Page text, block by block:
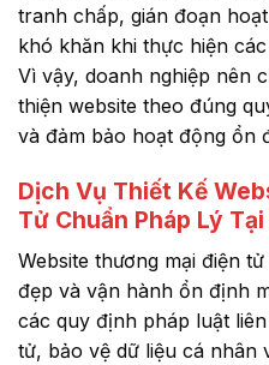
tranh chấp, gián đoạn
khó khăn khi thực hiện
Vì vậy, doanh nghiệp nên
thiện website theo đúng
và đảm bảo hoạt động ổn
Dịch Vụ Thiết Kế
Tử Chuẩn Pháp Lý Tại
Website thương mại điện
đẹp và vận hành ổn định
các quy định pháp luật
tử, bảo vệ dữ liệu cá nhân